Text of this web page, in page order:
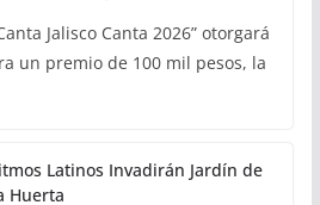
Jalisco Canta 2026” otorgará
un premio de 100 mil pesos, la
Latinos Invadirán Jardín de
Huerta